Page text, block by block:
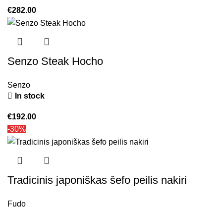
€282.00
Senzo Steak Hocho
Senzo
In stock
€192.00
-30%
Tradicinis japoniškas šefo peilis nakiri
Fudo